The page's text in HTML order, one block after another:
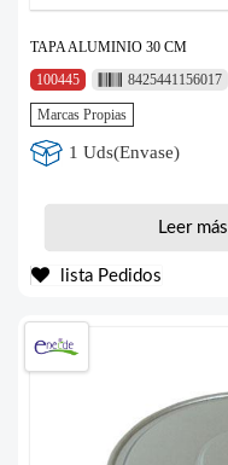
TAPA ALUMINIO 30 CM
100445
8425441156017
Marcas Propias
1 Uds(Envase)
Leer más
lista Pedidos